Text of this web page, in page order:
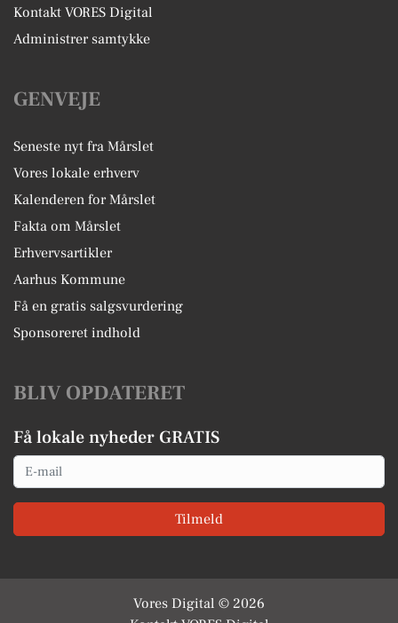
Kontakt VORES Digital
Administrer samtykke
GENVEJE
Seneste nyt fra Mårslet
Vores lokale erhverv
Kalenderen for Mårslet
Fakta om Mårslet
Erhvervsartikler
Aarhus Kommune
Få en gratis salgsvurdering
Sponsoreret indhold
BLIV OPDATERET
Få lokale nyheder GRATIS
Email
Tilmeld
Vores Digital © 2026